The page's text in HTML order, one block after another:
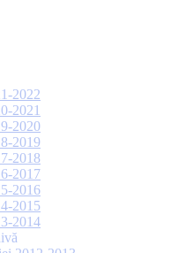
2022
2021
2020
2019
2018
2017
2016
2015
2014